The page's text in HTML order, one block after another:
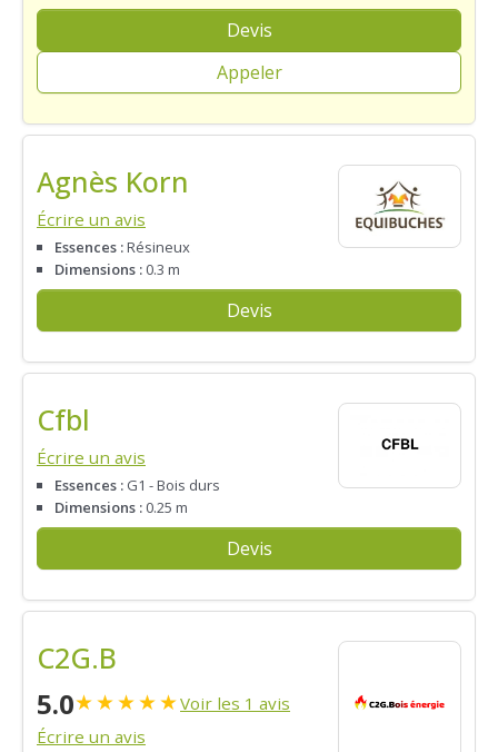
Devis
Appeler
Agnès Korn
Écrire un avis
Essences :Résineux
Dimensions : 0.3 m
Devis
Cfbl
Écrire un avis
Essences : G1 - Bois durs
Dimensions : 0.25 m
Devis
C2G.B
5.0★★★★★Voir les 1 avis
Écrire un avis